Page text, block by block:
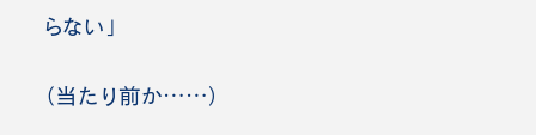
らない」
（当たり前か……）